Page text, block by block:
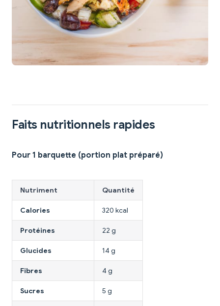
Faits nutritionnels rapides
Pour 1 barquette (portion plat préparé)
Nutriment Quantité
Calories 320 kcal
Protéines 22 g
Glucides 14 g
Fibres 4 g
Sucres 5 g